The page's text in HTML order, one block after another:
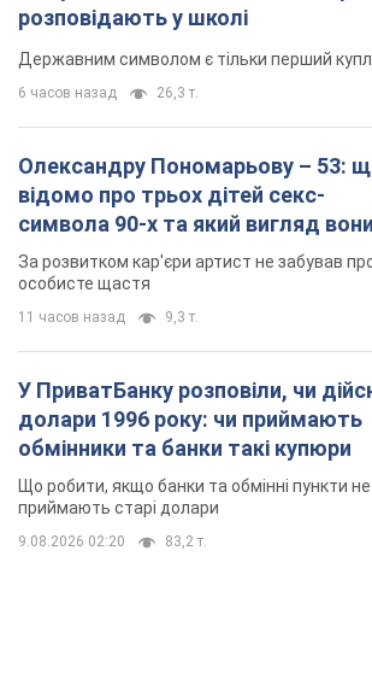
мають
За розвитком кар'єри артист не забував про
У ПриватБанку розповіли, чи дійсні
долари 1996 року: чи приймають
обмінники та банки такі купюри
приймають старі долари